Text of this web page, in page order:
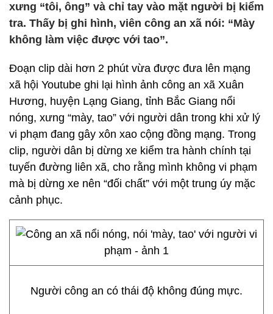
xưng “tôi, ông” và chỉ tay vào mặt người bị kiểm
tra. Thấy bị ghi hình, viên công an xã nói: “Mày
không làm việc được với tao”.
Đoạn clip dài hơn 2 phút vừa được đưa lên mạng
xã hội Youtube ghi lại hình ảnh công an xã Xuân
Hương, huyện Lạng Giang, tỉnh Bắc Giang nổi
nóng, xưng “mày, tao” với người dân trong khi xử lý
vi phạm đang gây xôn xao cộng đồng mạng. Trong
clip, người dân bị dừng xe kiểm tra hành chính tại
tuyến đường liên xã, cho rằng mình không vi phạm
mà bị dừng xe nên “đối chất” với một trung úy mặc
cảnh phục.
Người công an có thái độ không đúng mực.